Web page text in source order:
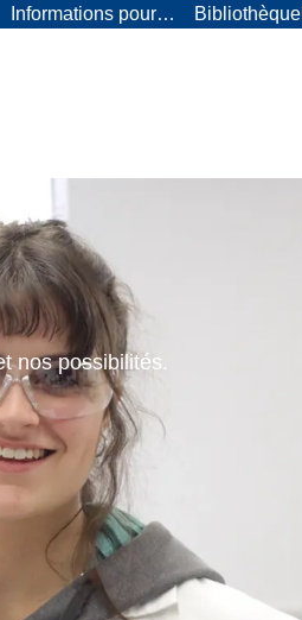
Informations pour… Bibliothèque
nos possibilités.